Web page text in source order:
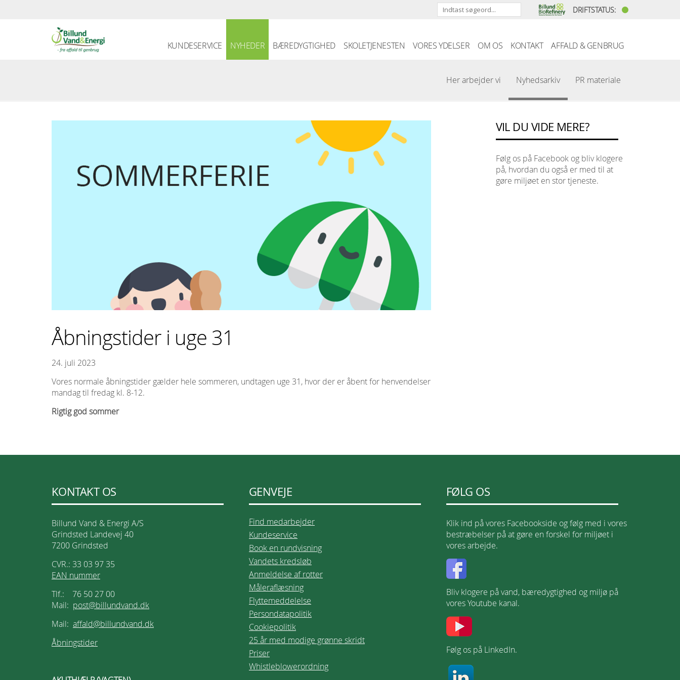
DRIFTSTATUS:
KUNDESERVICE NYHEDER BÆREDYGTIGHED SKOLETJENESTEN VORES YDELSER OM OS KONTAKT AFFALD & GENBRUG
Her arbejder vi Nyhedsarkiv PR materiale
Åbningstider i uge 31
24. juli 2023
Vores normale åbningstider gælder hele sommeren, undtagen uge 31, hvor der er åbent for henvendelser
mandag til fredag kl. 8-12.
Rigtig god sommer
VIL DU VIDE MERE?
Følg os på Facebook og bliv klogere
på, hvordan du også er med til at
gøre miljøet en stor tjeneste.
KONTAKT OS
Billund Vand & Energi A/S
Grindsted Landevej 40
7200 Grindsted
CVR.: 33 03 97 35
EAN nummer
Tlf.: 76 50 27 00
Mail: post@billundvand.dk
Mail: affald@billundvand.dk
Åbningstider
GENVEJE
Find medarbejder
Kundeservice
Book en rundvisning
Vandets kredsløb
Anmeldelse af rotter
Måleraflæsning
Flyttemeddelelse
Persondatapolitik
Cookiepolitik
25 år med modige grønne skridt
Priser
Whistleblowerordning
FØLG OS
Klik ind på vores Facebookside og følg med i vores
bestræbelser på at gøre en forskel for miljøet i
vores arbejde.
Bliv klogere på vand, bæredygtighed og miljø på
vores Youtube kanal.
Følg os på LinkedIn.